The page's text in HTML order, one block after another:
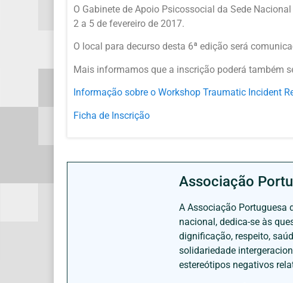
O Gabinete de Apoio Psicossocial da Sede
2 a 5 de fevereiro de 2017.
O local para decurso desta 6ª edição será
Mais informamos que a inscrição poderá também
Informação sobre o Workshop Traumatic Incident
Ficha de Inscrição
Associação
A Associação Portuguesa
nacional, dedica-se às
dignificação, respeito,
solidariedade
estereótipos negativos